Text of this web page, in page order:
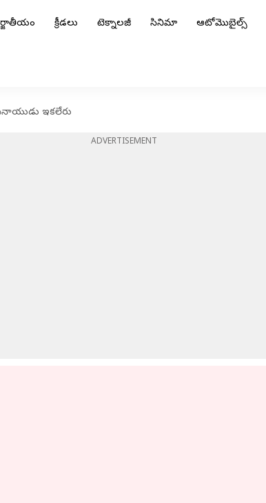
క్రీడలు టెక్నాలజీ సినిమా ఆటోమొబైల్స్
ఇకలేరు
ADVERTISEMENT